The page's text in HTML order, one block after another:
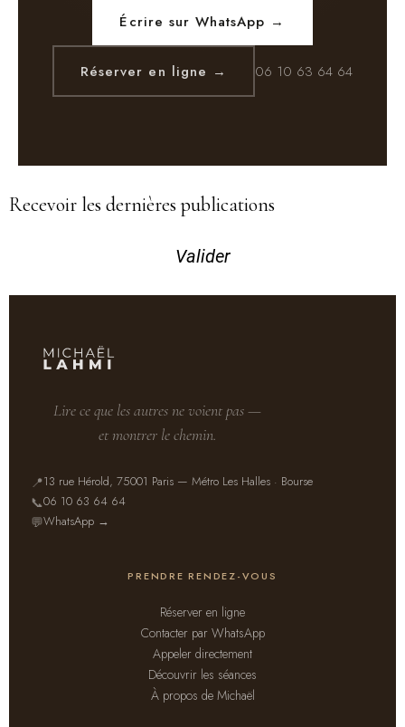
Écrire sur WhatsApp →
Réserver en ligne → 06 10 63 64 64
Thérapeute · Magnétiseur · Paris
Prendre rendez-vous — séance
🗓️ En savoir plus sur
l’accompagnement 3 mois
💬
Une question avant de
Recevoir les dernières publications
Valider
Lire ce que les autres ne voient pas —
et montrer le chemin.
📍13 rue Hérold, 75001 Paris — Métro Les Halles · Bourse
📞06 10 63 64 64
💬WhatsApp →
PRENDRE RENDEZ-VOUS
Réserver en ligne
Contacter par WhatsApp
Appeler directement
Découvrir les séances
À propos de Michaël